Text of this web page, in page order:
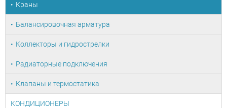
Краны
Балансировочная арматура
Коллекторы и гидрострелки
Радиаторные подключения
Клапаны и термостатика
КОНДИЦИОНЕРЫ